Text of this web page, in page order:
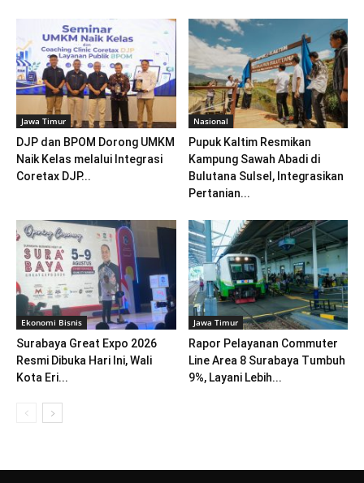
Jawa Timur
DJP dan BPOM Dorong UMKM
Naik Kelas melalui Integrasi
Coretax DJP...
Nasional
Pupuk Kaltim Resmikan
Kampung Sawah Abadi di
Bulutana Sulsel, Integrasikan
Pertanian...
Ekonomi Bisnis
Surabaya Great Expo 2026
Resmi Dibuka Hari Ini, Wali
Kota Eri...
Jawa Timur
Rapor Pelayanan Commuter
Line Area 8 Surabaya Tumbuh
9%, Layani Lebih...